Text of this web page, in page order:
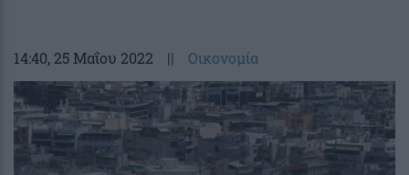
14:40, 25 Μαΐου 2022 || Οικονομία